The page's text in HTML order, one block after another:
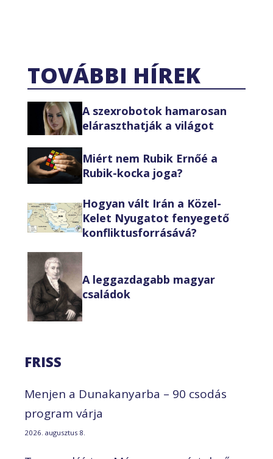
TOVÁBBI HÍREK
A szexrobotok hamarosan
eláraszthatják a világot
Miért nem Rubik Ernőé a
Rubik-kocka joga?
Hogyan vált Irán a Közel-
Kelet Nyugatot fenyegető
konfliktusforrásává?
A leggazdagabb magyar
családok
FRISS
Menjen a Dunakanyarba – 90 csodás
program várja
2026. augusztus 8.